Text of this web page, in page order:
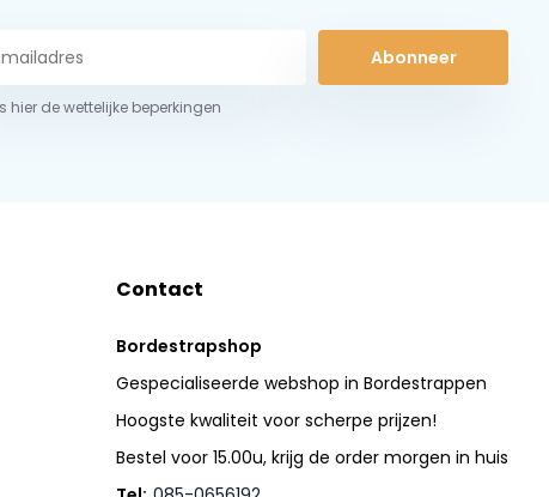
Abonneer
hier de wettelijke beperkingen
Contact
Bordestrapshop
Gespecialiseerde webshop in Bordestrappen
Hoogste kwaliteit voor scherpe prijzen!
Bestel voor 15.00u, krijg de order morgen in huis